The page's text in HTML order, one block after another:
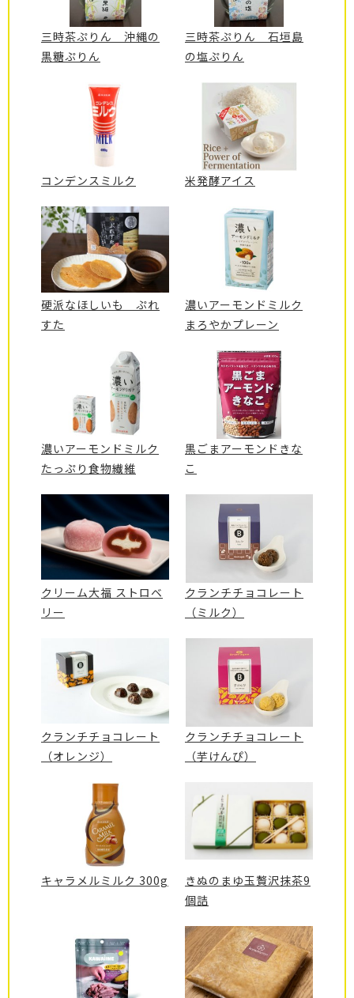
三時茶ぷりん 沖縄の
黒糖ぷりん
三時茶ぷりん 石垣島
の塩ぷりん
コンデンスミルク 米発酵アイス
硬派なほしいも ぷれ
すた
濃いアーモンドミルク
まろやかプレーン
濃いアーモンドミルク
たっぷり食物繊維
黒ごまアーモンドきな
こ
クリーム大福 ストロベ
リー
クランチチョコレート
（ミルク）
クランチチョコレート
（オレンジ）
クランチチョコレート
（芋けんぴ）
キャラメルミルク 300g
きぬのまゆ玉贅沢抹茶9
個詰